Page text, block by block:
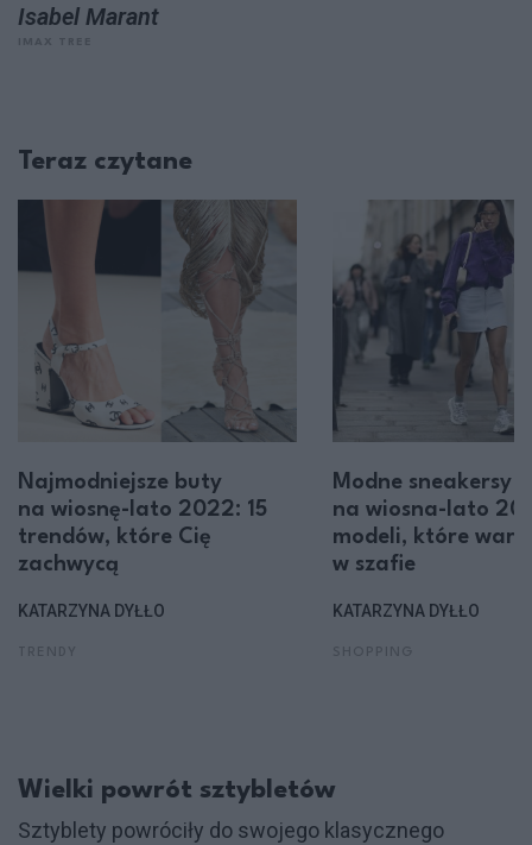
Isabel Marant
Teraz czytane
Najmodniejsze buty
na wiosnę-lato 2022: 15
trendów, które Cię
zachwycą
KATARZYNA DYŁŁO
Modne sneakersy
na wiosna-lato
modeli, które
w szafie
KATARZYNA DYŁŁO
Wielki powrót sztybletów
Sztyblety powróciły do swojego klasycznego